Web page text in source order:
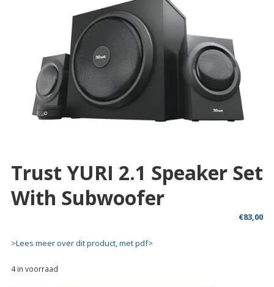
Trust YURI 2.1 Speaker Set
With Subwoofer
€83,00
>Lees meer over dit product, met pdf>
4 in voorraad